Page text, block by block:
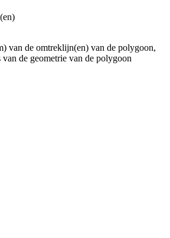
van de omtreklijn(en) van de polygoon,
van de geometrie van de polygoon